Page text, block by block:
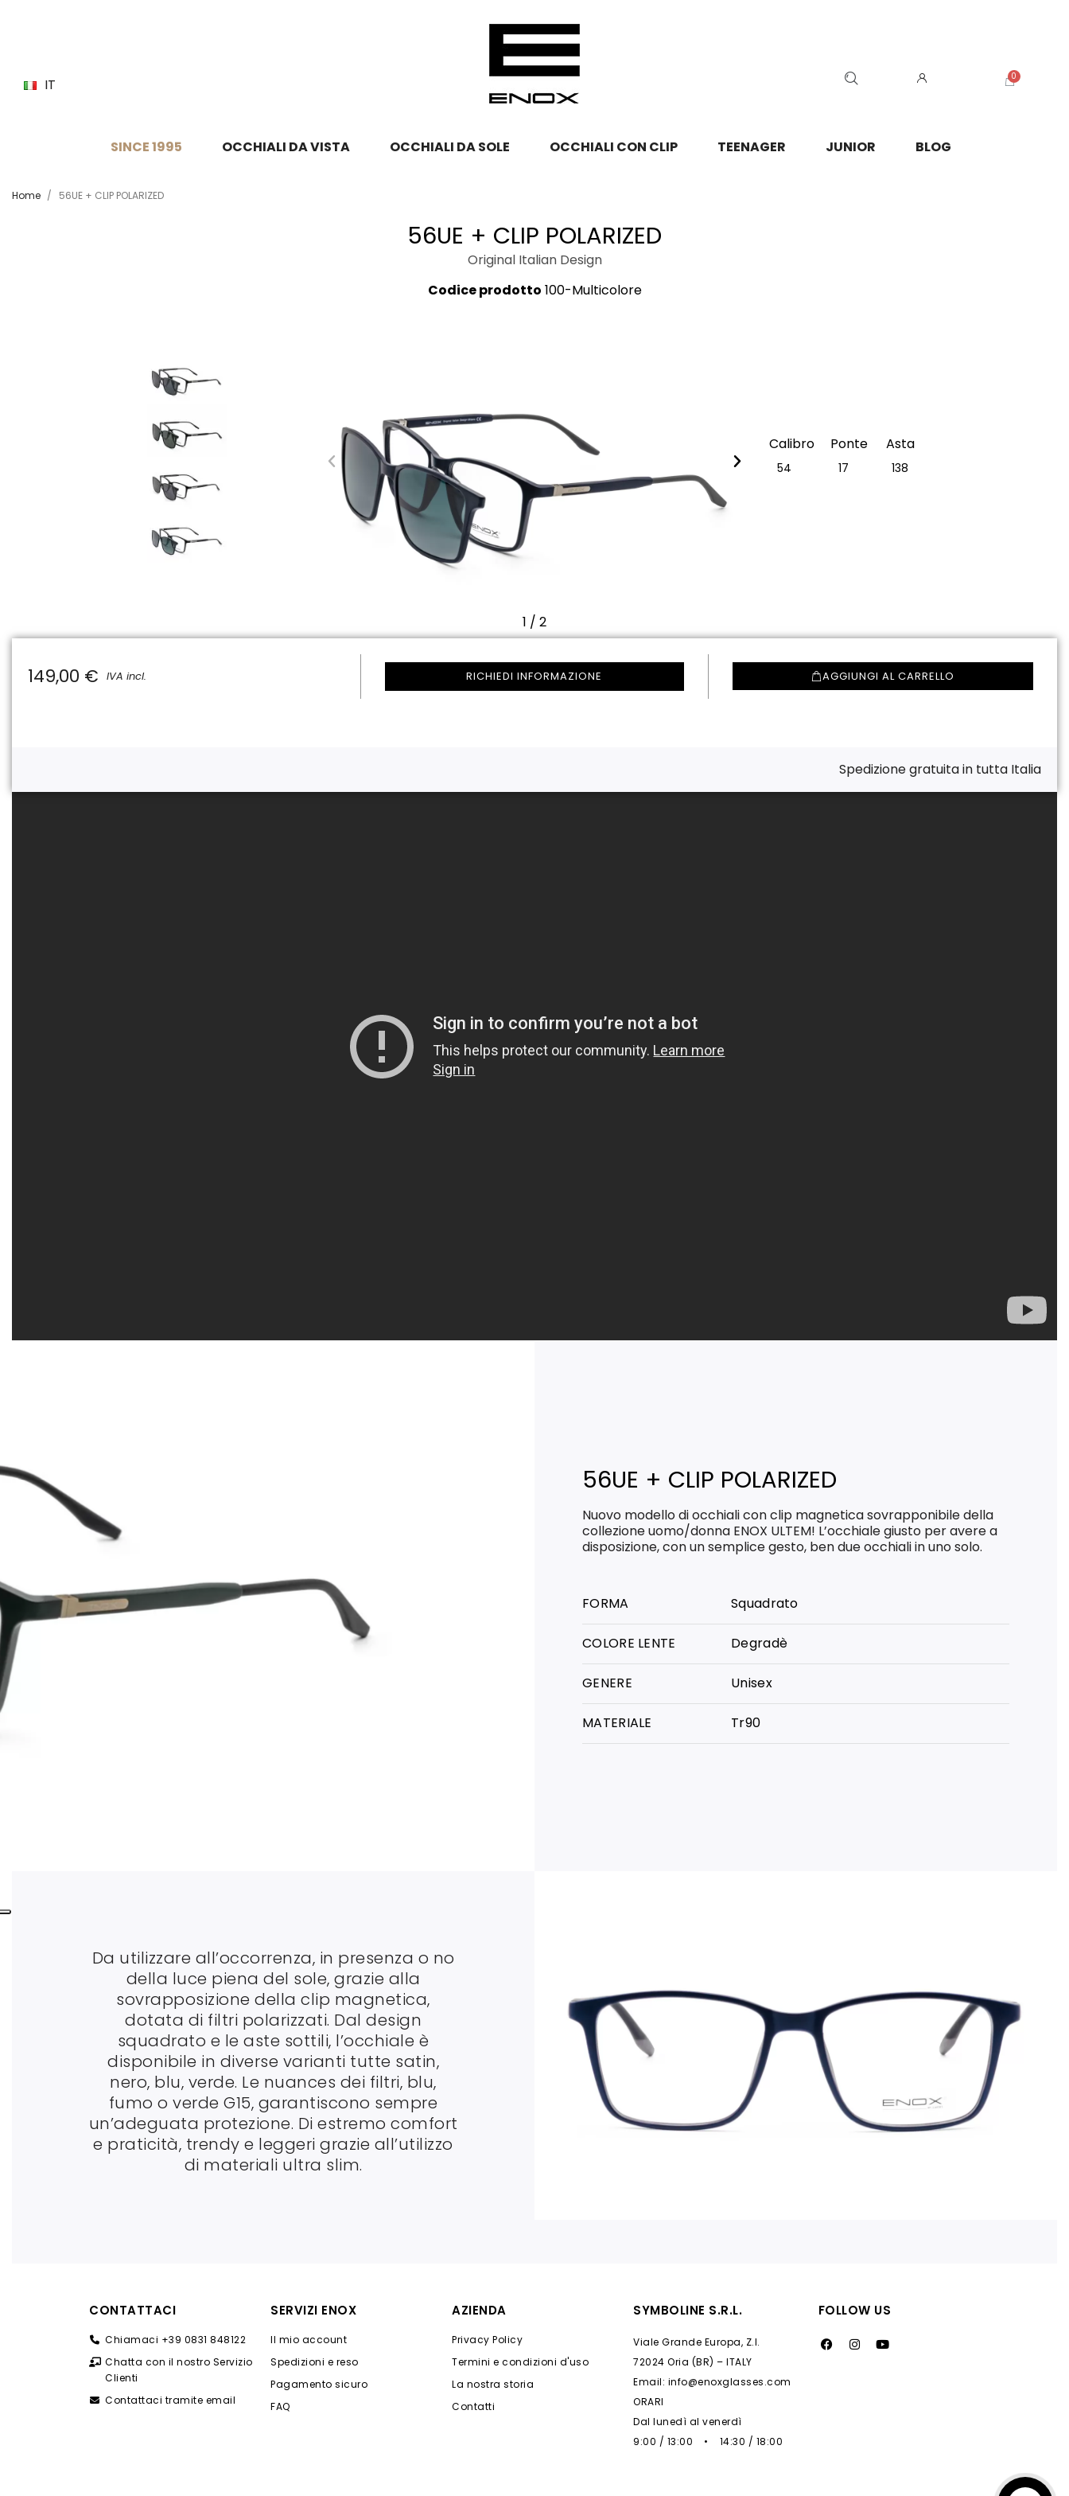
IT
SINCE 1995 OCCHIALI DA VISTA OCCHIALI DA SOLE OCCHIALI CON CLIP TEENAGER JUNIOR BLOG
Home 56UE + CLIP POLARIZED
56UE + CLIP POLARIZED
Original Italian Design
Codice prodotto 100-Multicolore
1 / 2
Calibro
54
Ponte
17
Asta
138
149,00 € IVA incl. RICHIEDI INFORMAZIONE AGGIUNGI AL CARRELLO
Spedizione gratuita in tutta Italia
56UE + CLIP POLARIZED
Nuovo modello di occhiali con clip magnetica sovrapponibile della
collezione uomo/donna ENOX ULTEM! L’occhiale giusto per avere a
disposizione, con un semplice gesto, ben due occhiali in uno solo.
FORMA Squadrato
COLORE LENTE Degradè
GENERE Unisex
MATERIALE Tr90
Da utilizzare all’occorrenza, in presenza o no
della luce piena del sole, grazie alla
sovrapposizione della clip magnetica,
dotata di filtri polarizzati. Dal design
squadrato e le aste sottili, l’occhiale è
disponibile in diverse varianti tutte satin,
nero, blu, verde. Le nuances dei filtri, blu,
fumo o verde G15, garantiscono sempre
un’adeguata protezione. Di estremo comfort
e praticità, trendy e leggeri grazie all’utilizzo
di materiali ultra slim.
CONTATTACI
Chiamaci +39 0831 848122
Chatta con il nostro Servizio
Clienti
Contattaci tramite email
SERVIZI ENOX
Il mio account
Spedizioni e reso
Pagamento sicuro
FAQ
AZIENDA
Privacy Policy
Termini e condizioni d'uso
La nostra storia
Contatti
SYMBOLINE S.R.L.
Viale Grande Europa, Z.I.
72024 Oria (BR) – ITALY
Email: info@enoxglasses.com
ORARI
Dal lunedì al venerdì
9:00 / 13:00 • 14:30 / 18:00
FOLLOW US